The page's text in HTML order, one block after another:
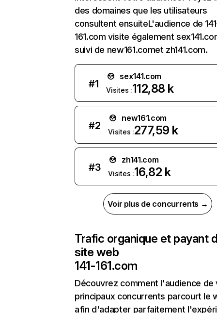
des domaines que les utilisateurs
consultent ensuiteL'audience de
161.com visite également
suivi de new161.comet zh141.com.
#1
sex141.com
Visites :112,88 k
#2
new161.com
Visites :277,59 k
#3
zh141.com
Visites :16,82 k
Voir plus de concurrents →
Trafic organique et payant
site web
141-161.com
Découvrez comment l'audience de
principaux concurrents parcourt le
afin d'adapter parfaitement